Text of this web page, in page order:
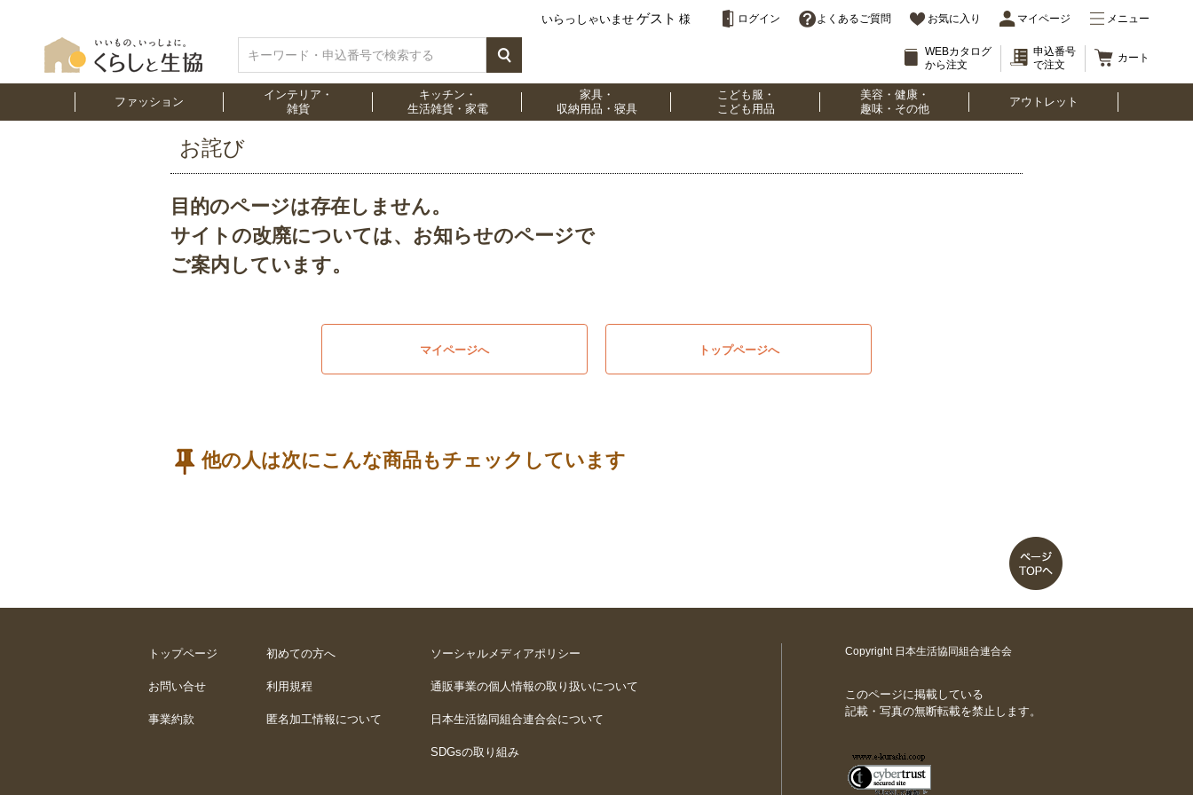
いらっしゃいませ ゲスト 様 ログイン よくあるご質問 お気に入り マイページ メニュー
WEBカタログ
から注文
申込番号
で注文
カート
ファッション
インテリア・
雑貨
キッチン・
生活雑貨・家電
家具・
収納用品・寝具
こども服・
こども用品
美容・健康・
趣味・その他
アウトレット
お詫び
目的のページは存在しません。
サイトの改廃については、お知らせのページで
ご案内しています。
マイページへ トップページへ
他の人は次にこんな商品もチェックしています
トップページ
お問い合せ
事業約款
初めての方へ
利用規程
匿名加工情報について
ソーシャルメディアポリシー
通販事業の個人情報の取り扱いについて
日本生活協同組合連合会について
SDGsの取り組み
Copyright 日本生活協同組合連合会
このページに掲載している
記載・写真の無断転載を禁止します。